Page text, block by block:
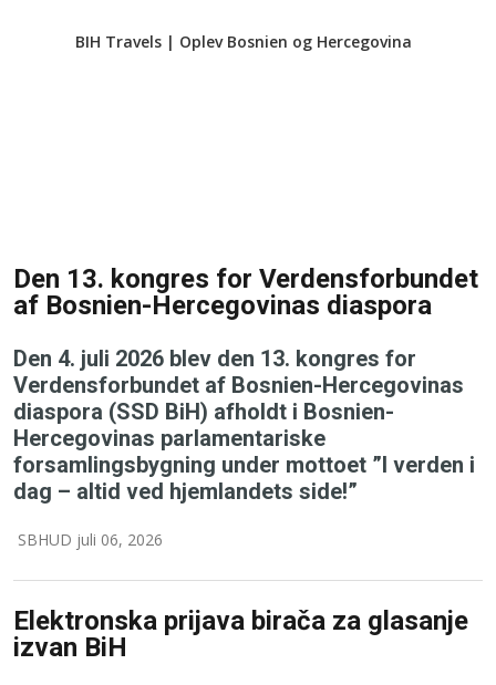
BIH Travels | Oplev Bosnien og Hercegovina
Den 13. kongres for Verdensforbundet
af Bosnien-Hercegovinas diaspora
Den 4. juli 2026 blev den 13. kongres for
Verdensforbundet af Bosnien-Hercegovinas
diaspora (SSD BiH) afholdt i Bosnien-
Hercegovinas parlamentariske
forsamlingsbygning under mottoet ”I verden i
dag – altid ved hjemlandets side!”
SBHUD juli 06, 2026
Elektronska prijava birača za glasanje
izvan BiH